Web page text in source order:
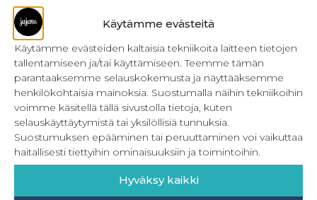
Käytämme evästeitä
Käytämme evästeiden kaltaisia tekniikoita laitteen tietojen
tallentamiseen ja/tai käyttämiseen. Teemme tämän
parantaaksemme selauskokemusta ja näyttääksemme
henkilökohtaisia mainoksia. Suostumalla näihin tekniikoihin
voimme käsitellä tällä sivustolla tietoja, kuten
selauskäyttäytymistä tai yksilöllisiä tunnuksia.
Suostumuksen epääminen tai peruuttaminen voi vaikuttaa
haitallisesti tiettyihin ominaisuuksiin ja toimintoihin.
Hyväksy kaikki
Kulmikas pussukka kaava Särmä
Bokserikuminauhan ompelu
Metrivetoketjun käyttö
Metrivetoketjun lukon pujottaminen
Onnistu joustavien vaatteiden ompelussa
Laakasauman ompelu saumurilla
Jujunan ompelubingo heinä-joulukuulle